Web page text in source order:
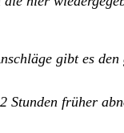
gibt es den
Stunden früher